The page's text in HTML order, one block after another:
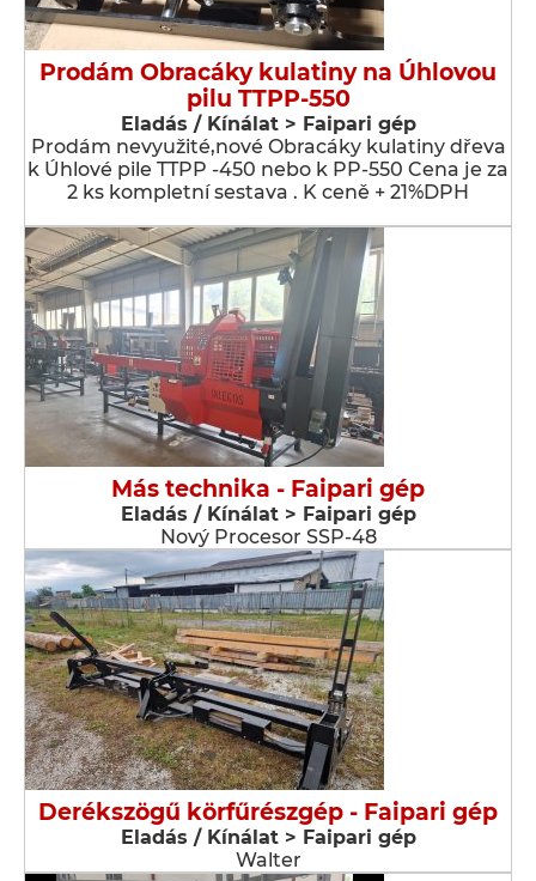
Prodám Obracáky kulatiny na Úhlovou
pilu TTPP-550
Eladás / Kínálat > Faipari gép
Prodám nevyužité,nové Obracáky kulatiny dřeva
k Úhlové pile TTPP -450 nebo k PP-550 Cena je za
2 ks kompletní sestava . K ceně + 21%DPH
Más technika - Faipari gép
Eladás / Kínálat > Faipari gép
Nový Procesor SSP-48
Derékszögű körfűrészgép - Faipari gép
Eladás / Kínálat > Faipari gép
Walter